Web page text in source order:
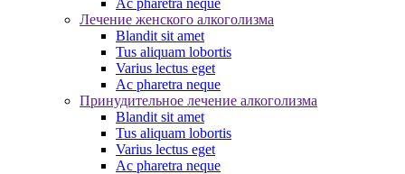
Ac pharetra neque
Лечение женского алкоголизма
Blandit sit amet
Tus aliquam lobortis
Varius lectus eget
Ac pharetra neque
Принудительное лечение алкоголизма
Blandit sit amet
Tus aliquam lobortis
Varius lectus eget
Ac pharetra neque